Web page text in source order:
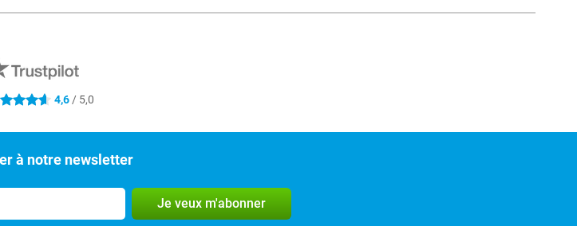
étoiles 4,6 / 5,0
à notre newsletter
Je veux m'abonner